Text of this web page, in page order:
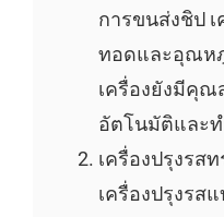
การขนส่งชิป
ทอดและอุณห
เครื่องยังมีคุณ
อัตโนมัติและ
เครื่องปรุงรส
เครื่องปรุงรส